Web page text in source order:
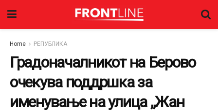
Home РЕПУБЛИКА
Градоначалникот на Берово
очекува поддршка за
именување на улица „Жан